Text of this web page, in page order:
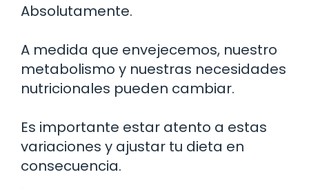
Absolutamente.
A medida que envejecemos, nuestro
metabolismo y nuestras necesidades
nutricionales pueden cambiar.
Es importante estar atento a estas
variaciones y ajustar tu dieta en
consecuencia.